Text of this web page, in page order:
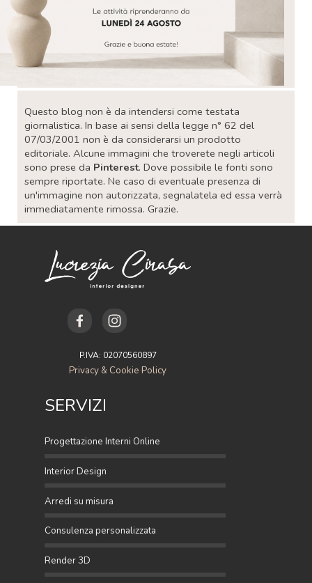
Questo blog non è da intendersi come testata
giornalistica. In base ai sensi della legge n° 62 del
07/03/2001 non è da considerarsi un prodotto
editoriale. Alcune immagini che troverete negli articoli
sono prese da Pinterest. Dove possibile le fonti sono
sempre riportate. Ne caso di eventuale presenza di
un'immagine non autorizzata, segnalatela ed essa verrà
immediatamente rimossa. Grazie.
SERVIZI
Progettazione Interni Online
Interior Design
Arredi su misura
Consulenza personalizzata
Render 3D
P.IVA: 02070560897
Privacy & Cookie Policy